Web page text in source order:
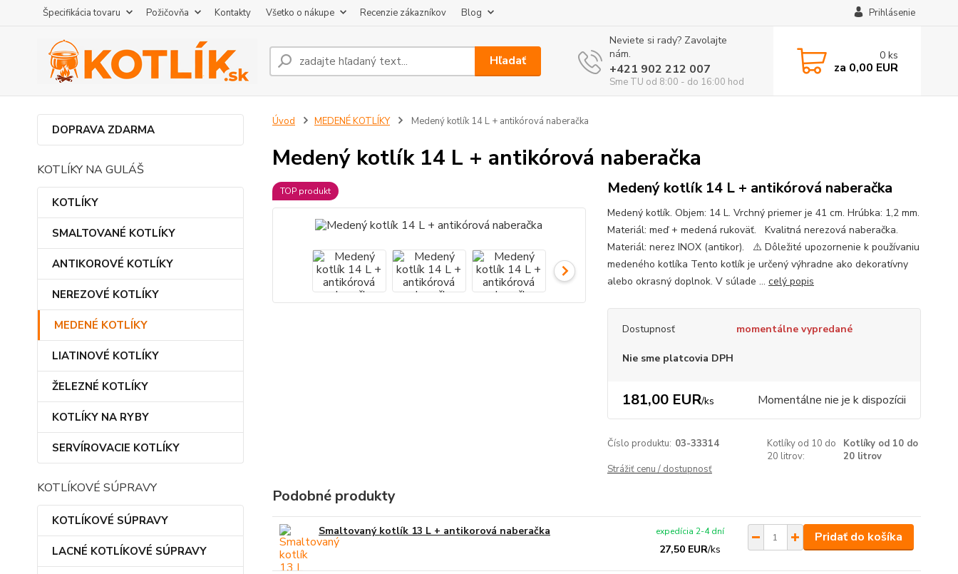
Špecifikácia tovaru Požičovňa Kontakty Všetko o nákupe Recenzie zákazníkov Blog Prihlásenie
Hľadať
Neviete si rady? Zavolajte
nám.
+421 902 212 007
Sme TU od 8:00 - do 16:00 hod
0 ks
za 0,00 EUR
DOPRAVA ZDARMA
KOTLÍKY NA GULÁŠ
KOTLÍKY
SMALTOVANÉ KOTLÍKY
ANTIKOROVÉ KOTLÍKY
NEREZOVÉ KOTLÍKY
MEDENÉ KOTLÍKY
LIATINOVÉ KOTLÍKY
ŽELEZNÉ KOTLÍKY
KOTLÍKY NA RYBY
SERVÍROVACIE KOTLÍKY
KOTLÍKOVÉ SÚPRAVY
KOTLÍKOVÉ SÚPRAVY
LACNÉ KOTLÍKOVÉ SÚPRAVY
Úvod MEDENÉ KOTLÍKY Medený kotlík 14 L + antikórová naberačka
Medený kotlík 14 L + antikórová naberačka
TOP produkt Medený kotlík 14 L + antikórová naberačka
Medený kotlík. Objem: 14 L. Vrchný priemer je 41 cm. Hrúbka: 1,2 mm.
Materiál: meď + medená rukoväť. Kvalitná nerezová naberačka.
Materiál: nerez INOX (antikor). ⚠️ Dôležité upozornenie k používaniu
medeného kotlíka Tento kotlík je určený výhradne ako dekoratívny
alebo okrasný doplnok. V súlade ... celý popis
Dostupnosť momentálne vypredané
Nie sme platcovia DPH
181,00 EUR/ks Momentálne nie je k dispozícii
Číslo produktu: 03-33314
Kotlíky od 10 do
20 litrov:
Kotlíky od 10 do
20 litrov
Strážiť cenu / dostupnosť
Podobné produkty
Smaltovaný kotlík 13 L + antikorová naberačka
27,50 EUR/ks
expedícia 2-4 dní Pridať do košíka